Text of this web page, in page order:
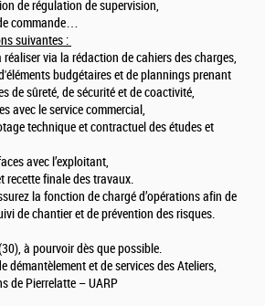
de régulation de supervision,
commande…
suivantes :
via la rédaction de cahiers des charges,
budgétaires et de plannings prenant
de sûreté, de sécurité et de coactivité,
avec le service commercial,
technique et contractuel des études et
avec l’exploitant,
recette finale des travaux.
la fonction de chargé d’opérations afin de
de chantier et de prévention des risques.
à pourvoir dès que possible.
démantèlement et de services des Ateliers,
de Pierrelatte – UARP